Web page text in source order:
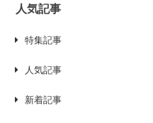
人気記事
特集記事
人気記事
新着記事